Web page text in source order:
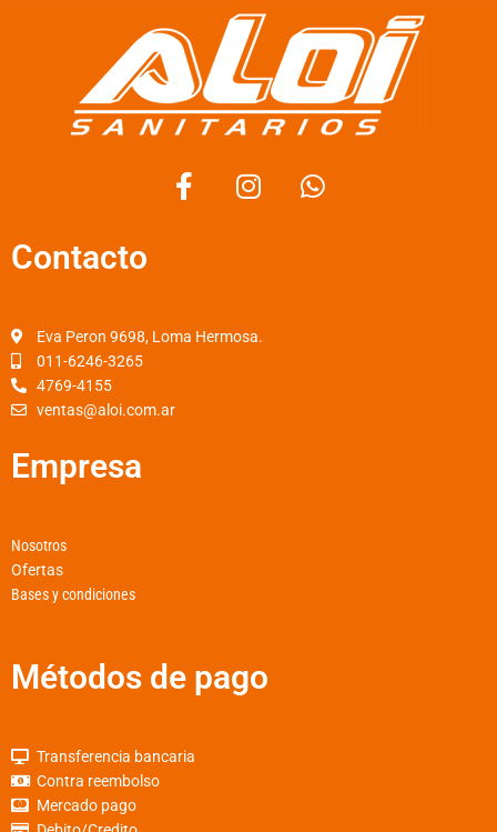
F
a
o
I
n
r
W
h
Contacto
Eva Peron 9698, Loma Hermosa.
011-6246-3265
4769-4155
ventas@aloi.com.ar
Empresa
Nosotros
Ofertas
Bases y condiciones
Métodos de pago
Transferencia bancaria
Contra reembolso
Mercado pago